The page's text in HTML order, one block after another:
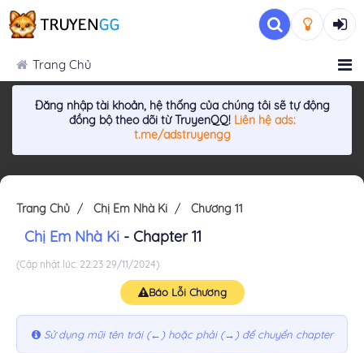
Trang Chủ
Đăng nhập tài khoản, hệ thống của chúng tôi sẽ tự động
đồng bộ theo dõi từ TruyenQQ! Liên hệ ads:
t.me/adstruyengg
Trang Chủ Chị Em Nhà Ki Chương 11
Chị Em Nhà Ki - Chapter 11
(Cập nhật lúc: 22:23 29/11/2024)
Báo Lỗi Chương
Sử dụng mũi tên trái (←) hoặc phải (→) để chuyển chapter